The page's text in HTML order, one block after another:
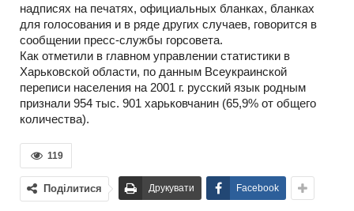
надписях на печатях, официальных бланках, бланках
для голосования и в ряде других случаев, говорится в
сообщении пресс-службы горсовета.
Как отметили в главном управлении статистики в
Харьковской области, по данным Всеукраинской
переписи населения на 2001 г. русский язык родным
признали 954 тыс. 901 харьковчанин (65,9% от общего
количества).
119
Поділитися Друкувати Facebook